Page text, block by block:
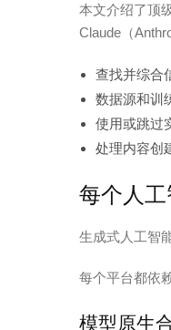
本文介绍了顶
Claude（
查找并综合
数据源和训
使用或跳过
处理内容创
每个人工
生成式人工智
每个平台都依
模型原生